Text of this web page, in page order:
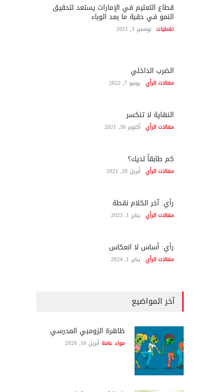
قطاع التعليم في الإمارات يستعد لتحقيق
النمو في حقبة ما بعد الوباء
تغطيات نوفمبر 3, 2021
الضرب الداخلي
مقالات الرأي يونيو 7, 2022
النهاية لا تنكسر
مقالات الرأي أكتوبر 30, 2021
كم طابقاً لديك؟
مقالات الرأي أبريل 28, 2021
رأي: آخر الكلام نقطة
مقالات الرأي يناير 1, 2023
رأي: أساس لا انعكاس
مقالات الرأي يناير 1, 2024
آخر المواضيع
ظاهرة الزومبي المدرسي
مواد عامة أبريل 16, 2026